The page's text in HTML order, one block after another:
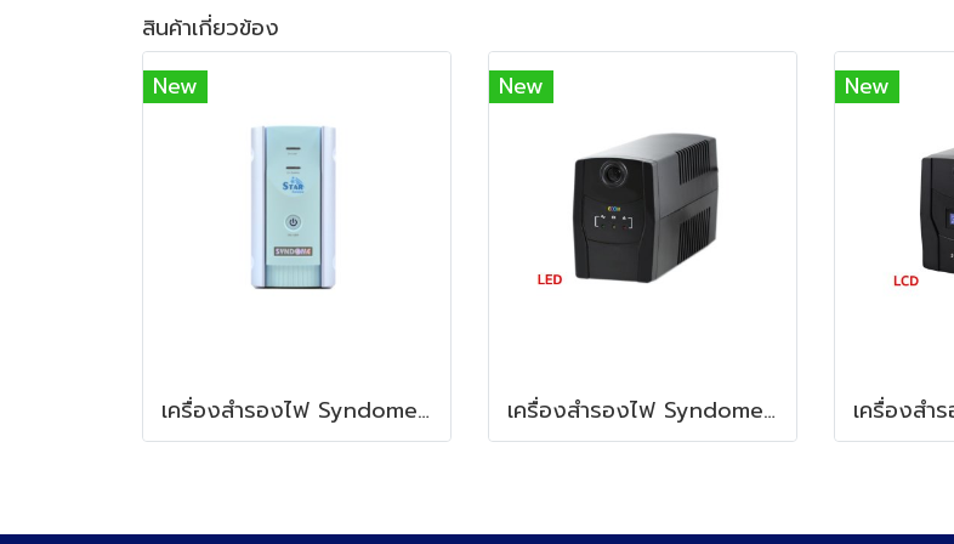
สินค้าเกี่ยวข้อง
New
เครื่องสำรองไฟ Syndome Star-1000 INNO (1000VA/600Watt)
New
เครื่องสำรองไฟ Syndome ECO II-1K (1000VA/600Watt) LED
New